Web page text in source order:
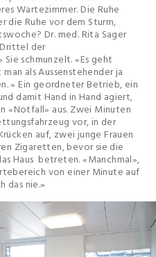
Wartezimmer. Die Ruhe
die Ruhe vor dem Sturm,
Dr. med. Rita Sager
der
schmunzelt. «Es geht
als Aussenstehender ja
» Ein geordneter Betrieb, ein
damit Hand in Hand agiert,
«Notfall» aus. Zwei Minuten
vor, in der
auf, zwei junge Frauen
Zigaretten, bevor sie die
Haus betreten. «Manchmal»,
von einer Minute auf
das nie.»